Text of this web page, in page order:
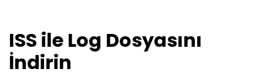
ISS ile Log Dosyasını
İndirin